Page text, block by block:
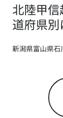
北陸甲
道府県
新潟県富山県石